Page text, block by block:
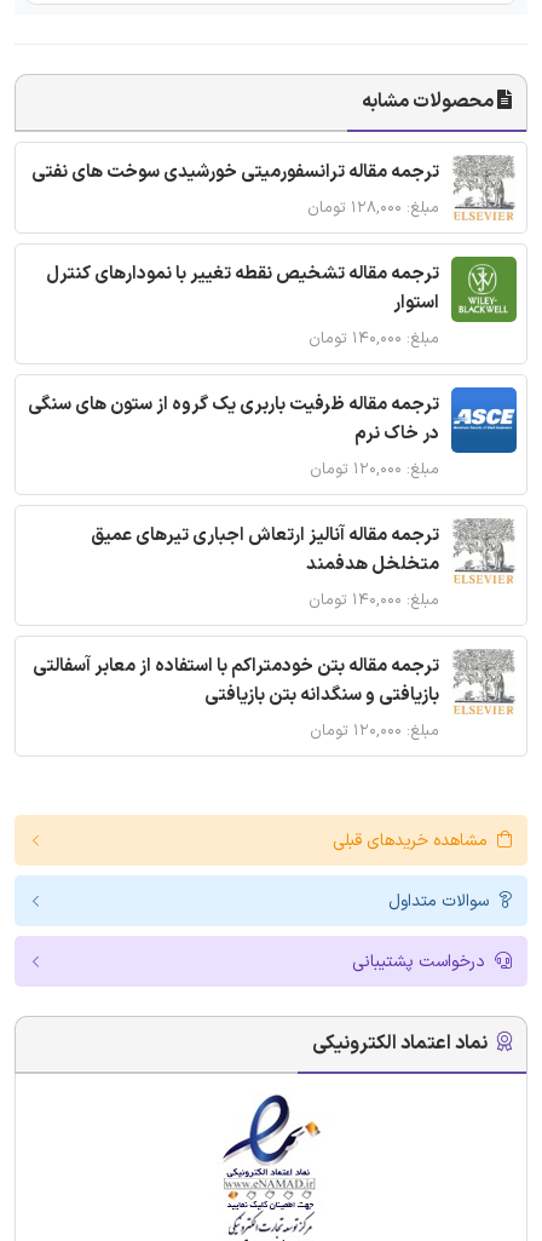
محصولات مشابه
ترجمه مقاله ترانسفورمیتی خورشیدی سوخت های نفتی
مبلغ: ۱۲۸,۰۰۰ تومان
ترجمه مقاله تشخیص نقطه تغییر با نمودارهای کنترل
استوار
مبلغ: ۱۴۰,۰۰۰ تومان
ترجمه مقاله ظرفیت باربری یک گروه از ستون های سنگی
در خاک نرم
مبلغ: ۱۲۰,۰۰۰ تومان
ترجمه مقاله آنالیز ارتعاش اجباری تیرهای عمیق
متخلخل هدفمند
مبلغ: ۱۴۰,۰۰۰ تومان
ترجمه مقاله بتن خودمتراکم با استفاده از معابر آسفالتی
بازیافتی و سنگدانه بتن بازیافتی
مبلغ: ۱۲۰,۰۰۰ تومان
مشاهده خریدهای قبلی
سوالات متداول
درخواست پشتیبانی
نماد اعتماد الکترونیکی